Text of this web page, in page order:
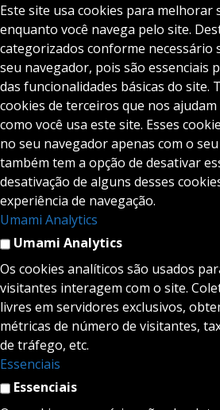
Este site usa cookies para melhorar
enquanto você navega pelo site.
categorizados conforme necessário
seu navegador, pois são essenciais
das funcionalidades básicas do site.
cookies de terceiros que nos
como você usa este site. Esses
no seu navegador apenas com o
também tem a opção de desativar
desativação de alguns desses
experiência de navegação.
Umami Analytics
Umami Analytics
Os cookies analíticos são usados
visitantes interagem com o site.
livres em servidores exclusivos,
métricas de número de visitantes,
de tráfego, etc.
Essenciais
Essenciais